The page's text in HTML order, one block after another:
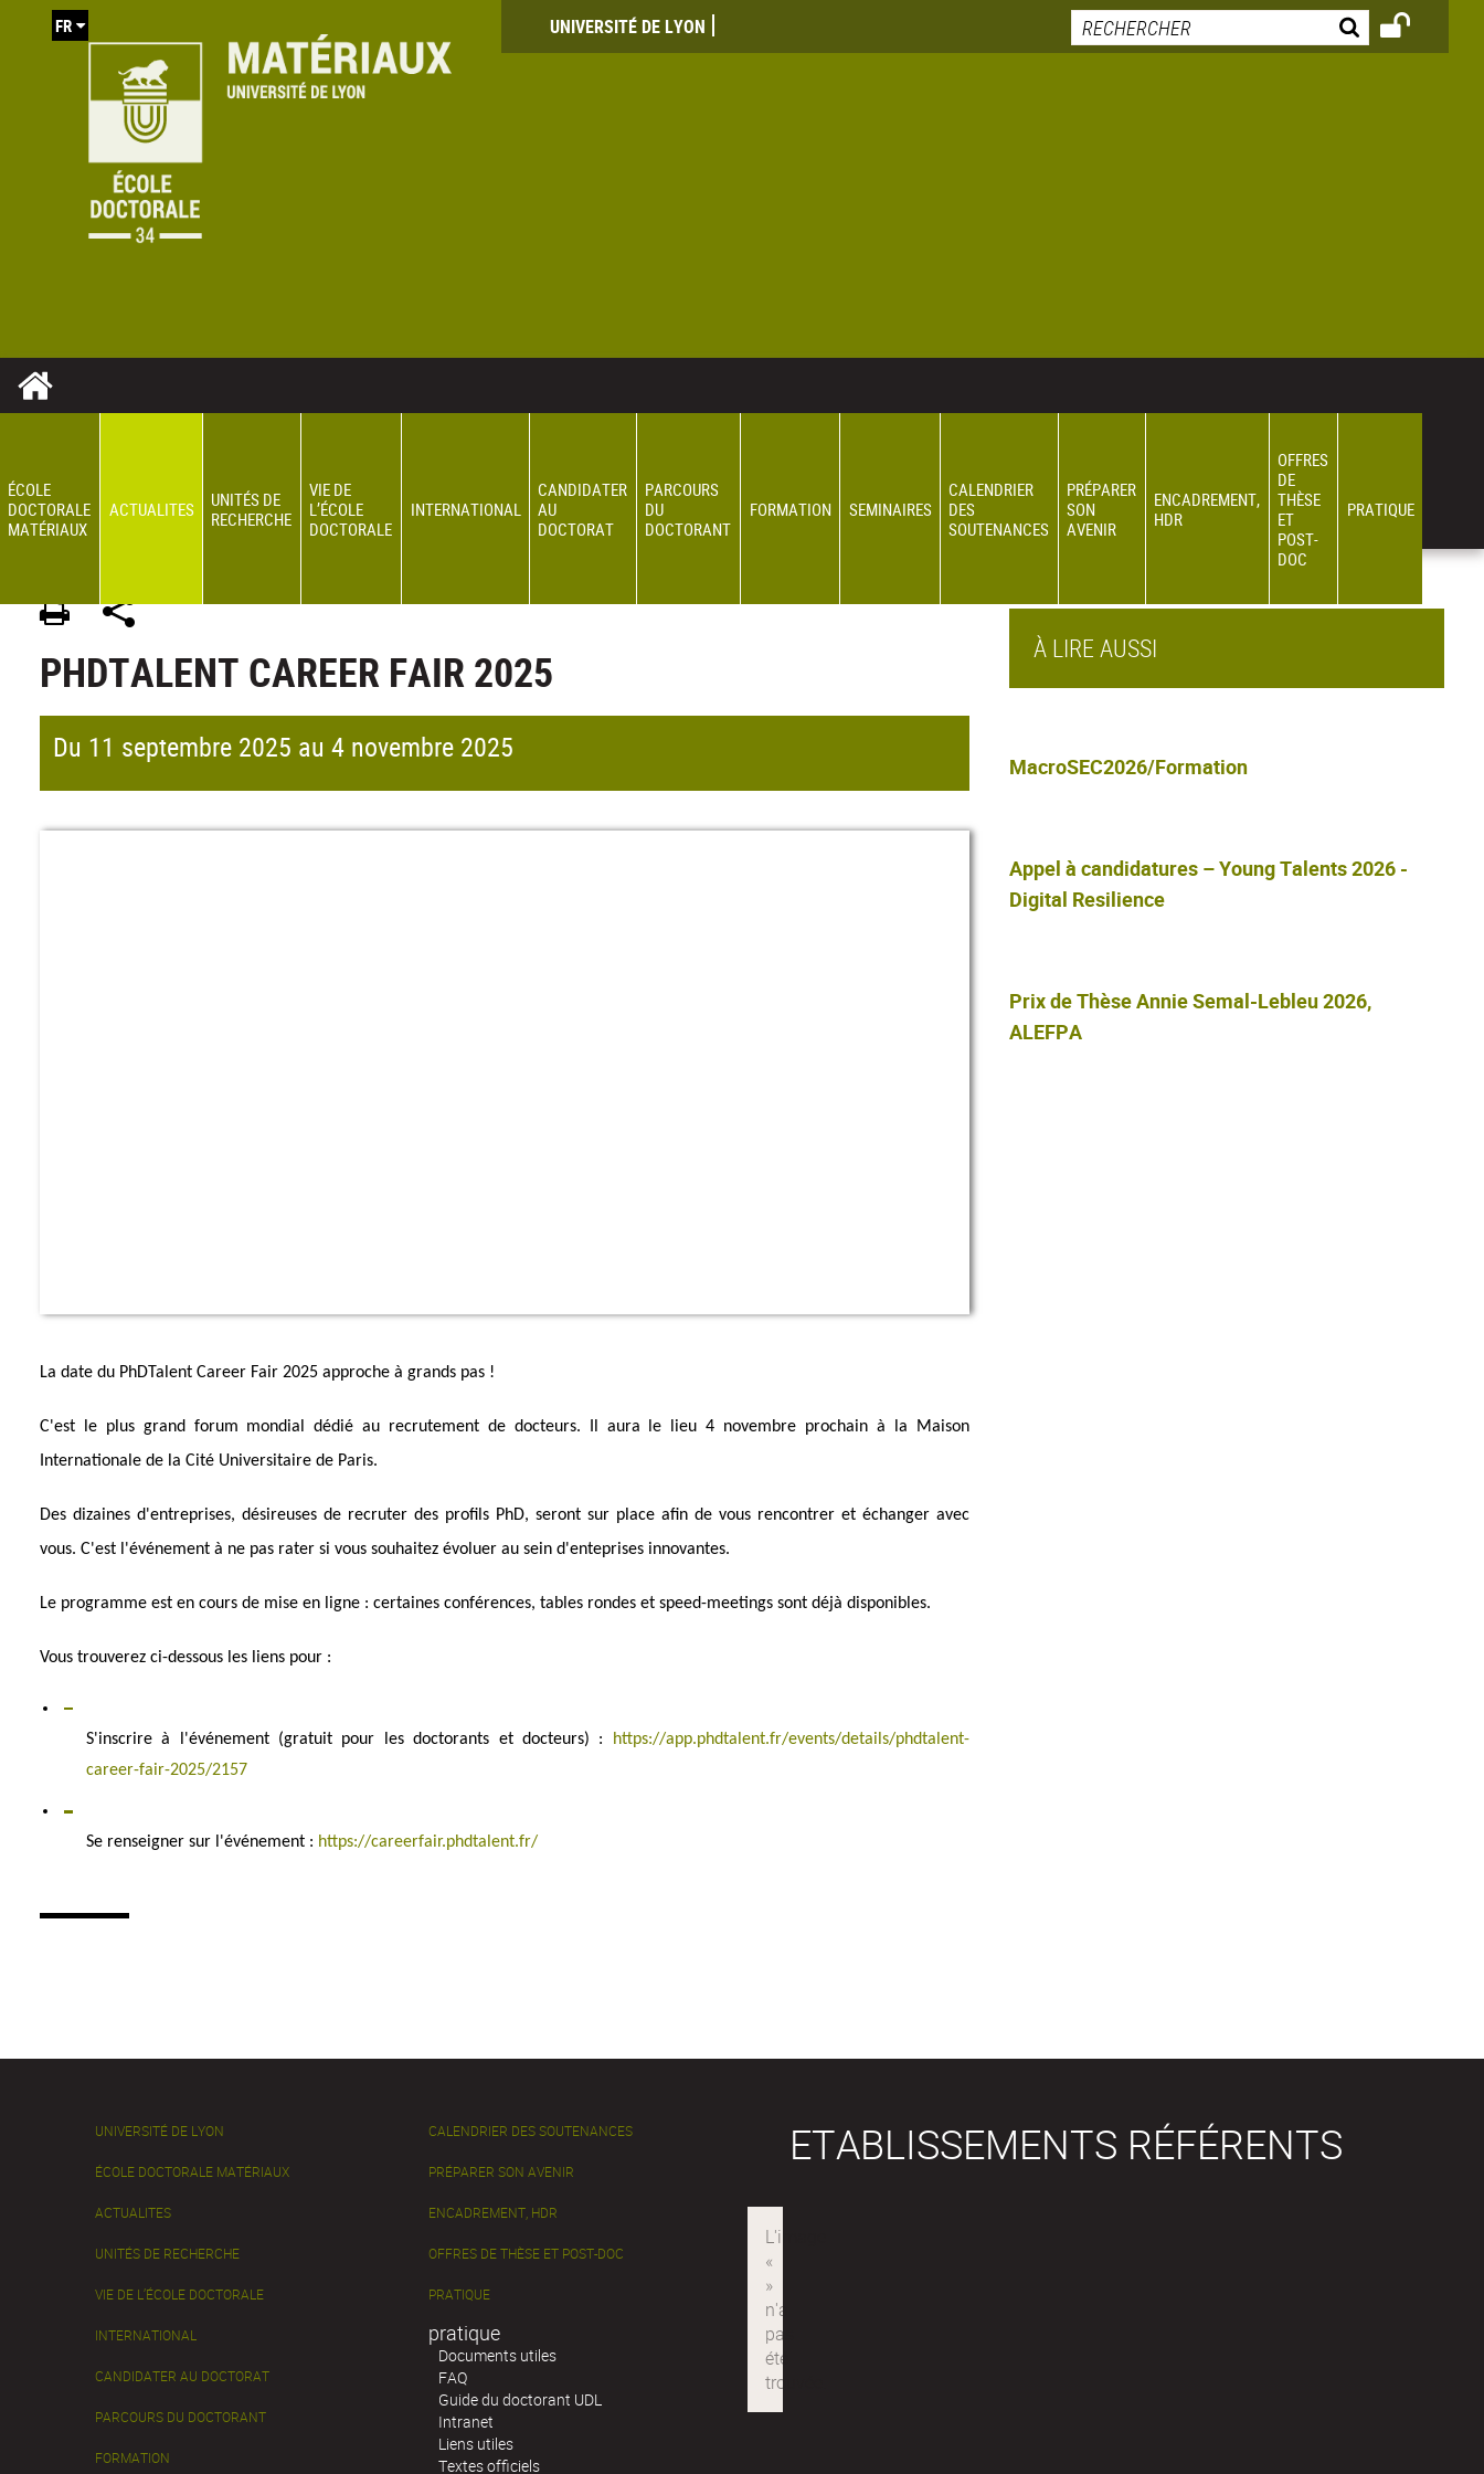
UNIVERSITÉ DE LYON
FR
ÉCOLE
DOCTORALE
MATÉRIAUX
ACTUALITES
UNITÉS DE
RECHERCHE
VIE DE
L’ÉCOLE
DOCTORALE
INTERNATIONAL
CANDIDATER
AU
DOCTORAT
PARCOURS
DU
DOCTORANT
FORMATION SEMINAIRES
CALENDRIER
DES
SOUTENANCES
PRÉPARER
SON
AVENIR
ENCADREMENT,
HDR
OFFRES
DE
THÈSE
ET
POST-
DOC
PRATIQUE
PHDTALENT CAREER FAIR 2025
Du 11 septembre 2025 au 4 novembre 2025
La date du PhDTalent Career Fair 2025 approche à grands pas !
C'est le plus grand forum mondial dédié au recrutement de docteurs. Il aura le lieu 4 novembre prochain à la Maison
Internationale de la Cité Universitaire de Paris.
Des dizaines d'entreprises, désireuses de recruter des profils PhD, seront sur place afin de vous rencontrer et échanger avec
vous. C'est l'événement à ne pas rater si vous souhaitez évoluer au sein d'enteprises innovantes.
Le programme est en cours de mise en ligne : certaines conférences, tables rondes et speed-meetings sont déjà disponibles.
Vous trouverez ci-dessous les liens pour :
S'inscrire à l'événement (gratuit pour les doctorants et docteurs) :
https://app.phdtalent.fr/events/details/phdtalent-
career-fair-2025/2157
Se renseigner sur l'événement : https://careerfair.phdtalent.fr/
À LIRE AUSSI
MacroSEC2026/Formation
Appel à candidatures – Young Talents 2026 -
Digital Resilience
Prix de Thèse Annie Semal-Lebleu 2026,
ALEFPA
UNIVERSITÉ DE LYON
ÉCOLE DOCTORALE MATÉRIAUX
ACTUALITES
UNITÉS DE RECHERCHE
VIE DE L’ÉCOLE DOCTORALE
INTERNATIONAL
CANDIDATER AU DOCTORAT
PARCOURS DU DOCTORANT
FORMATION
CALENDRIER DES SOUTENANCES
PRÉPARER SON AVENIR
ENCADREMENT, HDR
OFFRES DE THÈSE ET POST-DOC
PRATIQUE
pratique
Documents utiles
FAQ
Guide du doctorant UDL
Intranet
Liens utiles
Textes officiels
ETABLISSEMENTS RÉFÉRENTS